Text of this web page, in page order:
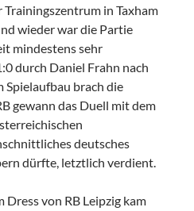
in Taxham
wieder war die Partie
mindestens sehr
durch Daniel Frahn nach
Spielaufbau brach die
gewann das Duell mit dem
deutsches
dürfte, letztlich verdient.
Dress von RB Leipzig kam